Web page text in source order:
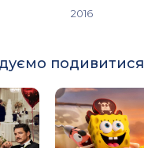
2016
подивитися